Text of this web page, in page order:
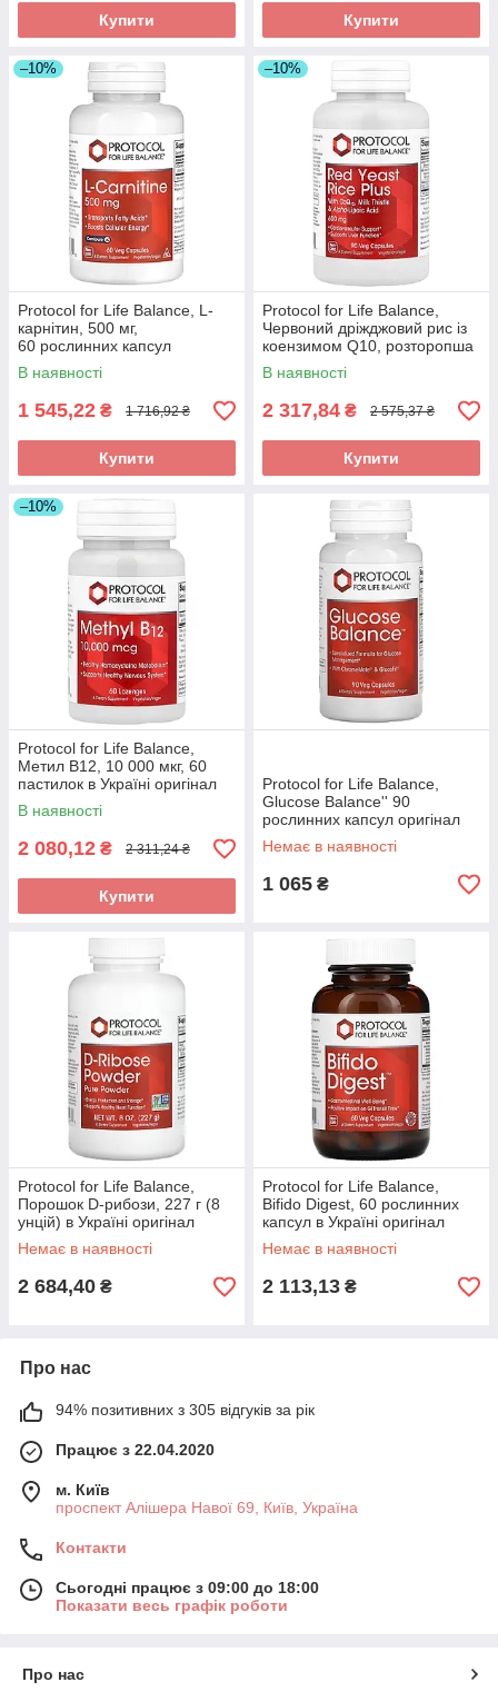
Купити Купити
–10%
Protocol for Life Balance, L-
карнітин, 500 мг,
60 рослинних капсул
оригінал
В наявності
1 545,22 ₴ 1 716,92 ₴
Купити
–10%
Protocol for Life Balance,
Червоний дріжджовий рис із
коензимом Q10, розторопша
й альфа-ліпоєва кислота, 600
мг, оригінал
В наявності
2 317,84 ₴ 2 575,37 ₴
Купити
–10%
Protocol for Life Balance,
Метил B12, 10 000 мкг, 60
пастилок в Україні оригінал
В наявності
2 080,12 ₴ 2 311,24 ₴
Купити
Protocol for Life Balance,
Glucose Balance'' 90
рослинних капсул оригінал
Немає в наявності
1 065 ₴
Protocol for Life Balance,
Порошок D-рибози, 227 г (8
унцій) в Україні оригінал
Немає в наявності
2 684,40 ₴
Protocol for Life Balance,
Bifido Digest, 60 рослинних
капсул в Україні оригінал
Немає в наявності
2 113,13 ₴
Про нас
94% позитивних з 305 відгуків за рік
Працює з 22.04.2020
м. Київ
проспект Алішера Навої 69, Київ, Україна
Контакти
Сьогодні працює з 09:00 до 18:00
Показати весь графік роботи
Про нас